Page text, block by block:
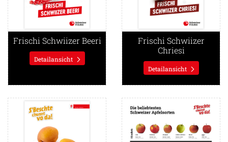
Frischi Schwiizer Beeri
Detailansicht
Frischi Schwiizer
Chriesi
Detailansicht
Detailansicht Frischi Schwiizer AprikoseDetailansicht Die